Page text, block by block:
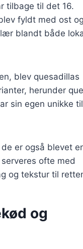
tilbage til det 16.
fyldt med ost og
blandt både
blev quesadillas
herunder
sin egen unikke
er også blevet
ofte med
og tekstur til
og